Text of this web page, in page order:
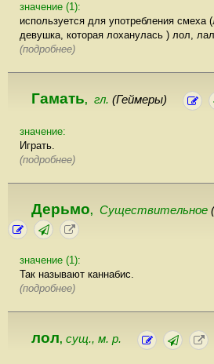
значение (1):
используется для употребления
девушка, которая лоханулась ) лол,
(подробнее)
Гамать, гл. (Геймеры)
значение:
Играть.
(подробнее)
Дерьмо, Существительное
значение (1):
Так называют каннабис.
(подробнее)
лол, сущ., м. р.